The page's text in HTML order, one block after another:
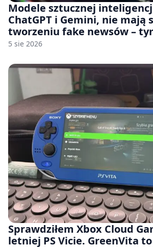
Modele sztucznej
ChatGPT i Gemini, nie mają
tworzeniu fake newsów –
jeśli rozmawiasz z nimi po
5 sie 2026
Sprawdziłem Xbox Cloud
letniej PS Vicie. GreenVita